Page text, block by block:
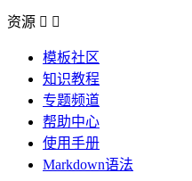
资源  
模板社区
知识教程
专题频道
帮助中心
使用手册
Markdown语法